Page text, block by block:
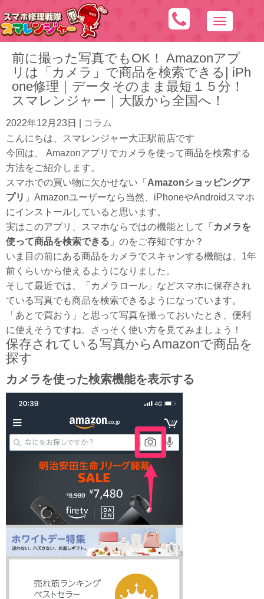
N
a
v
i
g
o
前に撮った写真でもOK！ Amazonアプ
リは「カメラ」で商品を検索できる| iPh
one修理｜データそのまま最短１５分！
スマレンジャー｜大阪から全国へ！
2022年12月23日
コラム
こんにちは、スマレンジャー大正駅前店です
今回は、 Amazonアプリでカメラを使って商品を検索する
方法をご紹介します。
スマホでの買い物に欠かせない「 Amazonショッピングア
プリ 」Amazonユーザーなら当然、iPhoneやAndroidスマホ
にインストールしていると思います。
実はこのアプリ、スマホならではの機能として「 カメラを
使って商品を検索できる 」のをご存知ですか？
いま目の前にある商品をカメラでスキャンする機能は、1年
前くらいから使えるようになりました。
そして最近では、「カメラロール」などスマホに保存され
ている写真でも商品を検索できるようになっています。
「あとで買おう」と思って写真を撮っておいたとき、便利
に使えそうですね。さっそく使い方を見てみましょう！
保存されている写真からAmazonで商品を
探す
カメラを使った検索機能を表示する